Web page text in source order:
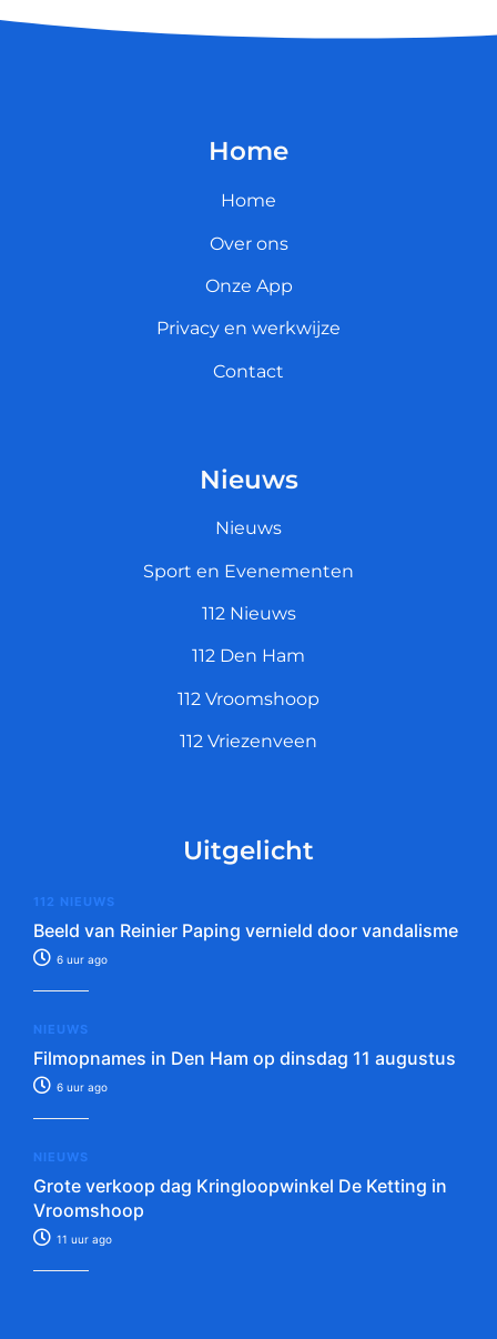
Home
Home
Over ons
Onze App
Privacy en werkwijze
Contact
Nieuws
Nieuws
Sport en Evenementen
112 Nieuws
112 Den Ham
112 Vroomshoop
112 Vriezenveen
Uitgelicht
112 NIEUWS
Beeld van Reinier Paping vernield door vandalisme
6 uur ago
NIEUWS
Filmopnames in Den Ham op dinsdag 11 augustus
6 uur ago
NIEUWS
Grote verkoop dag Kringloopwinkel De Ketting in
Vroomshoop
11 uur ago